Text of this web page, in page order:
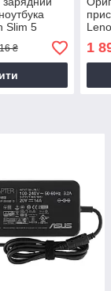
Slim 5
₴ 1